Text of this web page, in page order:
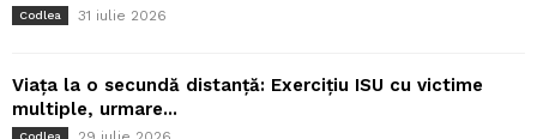
Codlea 31 iulie 2026
Viața la o secundă distanță: Exercițiu ISU cu victime
multiple, urmare...
Codlea